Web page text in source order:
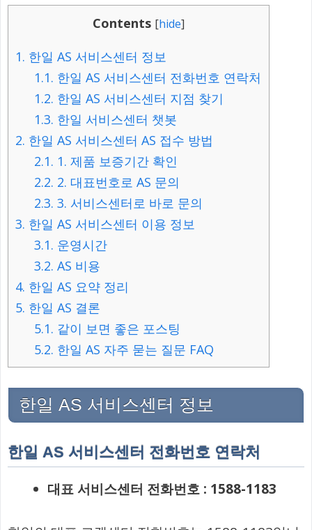
Contents [hide]
1. 한일 AS 서비스센터 정보
1.1. 한일 AS 서비스센터 전화번호 연락처
1.2. 한일 AS 서비스센터 지점 찾기
1.3. 한일 서비스센터 챗봇
2. 한일 AS 서비스센터 AS 접수 방법
2.1. 1. 제품 보증기간 확인
2.2. 2. 대표번호로 AS 문의
2.3. 3. 서비스센터로 바로 문의
3. 한일 AS 서비스센터 이용 정보
3.1. 운영시간
3.2. AS 비용
4. 한일 AS 요약 정리
5. 한일 AS 결론
5.1. 같이 보면 좋은 포스팅
5.2. 한일 AS 자주 묻는 질문 FAQ
한일 AS 서비스센터 정보
한일 AS 서비스센터 전화번호 연락처
대표 서비스센터 전화번호 : 1588-1183